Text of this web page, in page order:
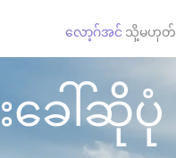
လော့ဂ်အင် သို့မဟုတ်
ခေါ်ဆိုပုံ